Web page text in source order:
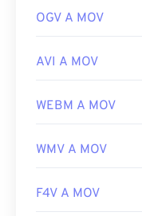
OGV A MOV
AVI A MOV
WEBM A MOV
WMV A MOV
F4V A MOV